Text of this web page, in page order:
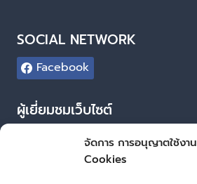
จัดการ การอนุญาตใช้งาน
Cookies
SOCIAL NETWORK
Facebook
ผู้เยี่ยมชมเว็บไซต์
0